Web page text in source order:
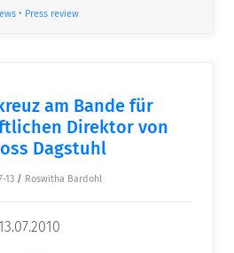
• Press review
am Bande für
Direktor von
Dagstuhl
13 / Roswitha Bardohl